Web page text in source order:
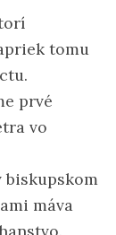
tomu
prvé
vo
biskupskom
máva